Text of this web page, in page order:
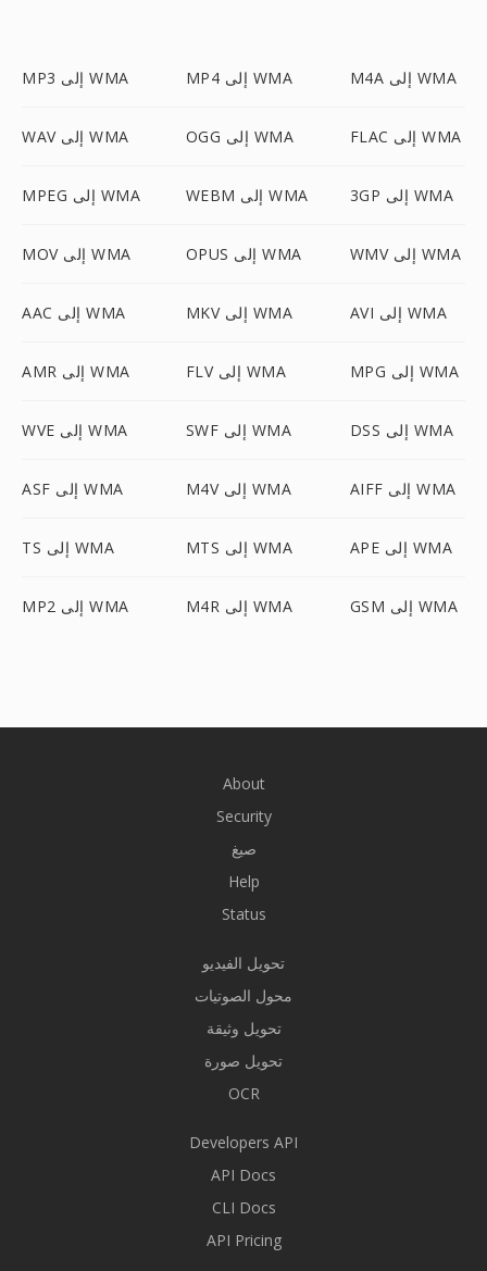
MP3 إلى WMA MP4 إلى WMA M4A إلى WMA
WAV إلى WMA OGG إلى WMA FLAC إلى WMA
MPEG إلى WMA WEBM إلى WMA 3GP إلى WMA
MOV إلى WMA OPUS إلى WMA WMV إلى WMA
AAC إلى WMA MKV إلى WMA AVI إلى WMA
AMR إلى WMA FLV إلى WMA MPG إلى WMA
WVE إلى WMA SWF إلى WMA DSS إلى WMA
ASF إلى WMA M4V إلى WMA AIFF إلى WMA
TS إلى WMA MTS إلى WMA APE إلى WMA
MP2 إلى WMA M4R إلى WMA GSM إلى WMA
About
Security
صيغ
Help
Status
تحويل الفيديو
محول الصوتيات
تحويل وثيقة
تحويل صورة
OCR
Developers API
API Docs
CLI Docs
API Pricing